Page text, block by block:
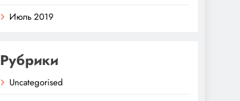
Июль 2019
Рубрики
Uncategorised